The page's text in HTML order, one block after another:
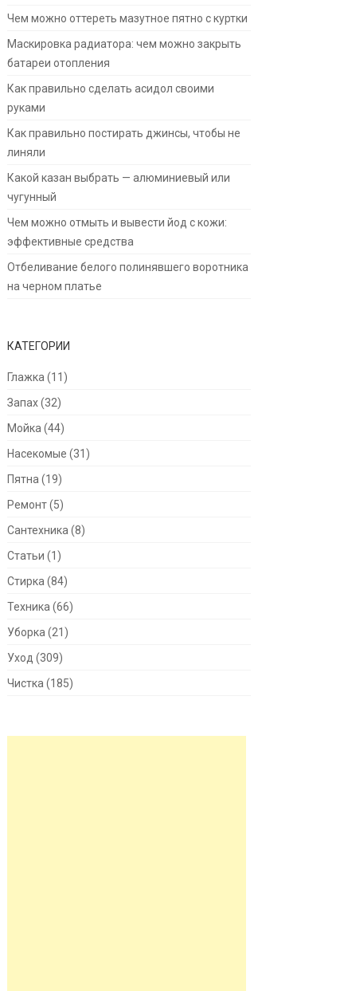
Чем можно оттереть мазутное пятно с куртки
Маскировка радиатора: чем можно закрыть
батареи отопления
Как правильно сделать асидол своими
руками
Как правильно постирать джинсы, чтобы не
линяли
Какой казан выбрать — алюминиевый или
чугунный
Чем можно отмыть и вывести йод с кожи:
эффективные средства
Отбеливание белого полинявшего воротника
на черном платье
КАТЕГОРИИ
Глажка (11)
Запах(32)
Мойка (44)
Насекомые (31)
Пятна (19)
Ремонт(5)
Сантехника (8)
Статьи (1)
Стирка (84)
Техника (66)
Уборка (21)
Уход (309)
Чистка (185)